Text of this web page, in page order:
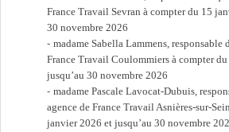
France Travail Sevran à compter du 15
30 novembre 2026
madame Sabella Lammens, responsable
France Travail Coulommiers à compter
jusqu’au 30 novembre 2026
madame Pascale Lavocat-Dubuis,
agence de France Travail Asnières-sur-
janvier 2026 et jusqu’au 30 novembre